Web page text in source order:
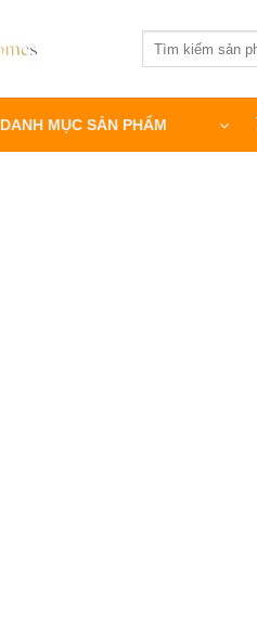
DANH MỤC SẢN PHẨM